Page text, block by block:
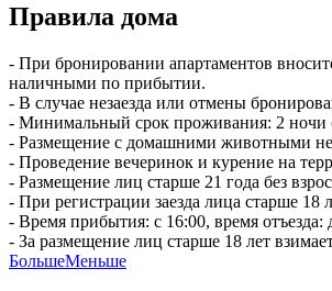
Правила дома
- При бронировании апартаментов
наличными по прибытии.
- В случае незаезда или отмены
- Минимальный срок проживания: 2 ночи
- Размещение с домашними животными не
- Проведение вечеринок и курение на
- Размещение лиц старше 21 года без
- При регистрации заезда лица старше 18
- Время прибытия: с 16:00, время отъезда:
- За размещение лиц старше 18 лет
БольшеМеньше